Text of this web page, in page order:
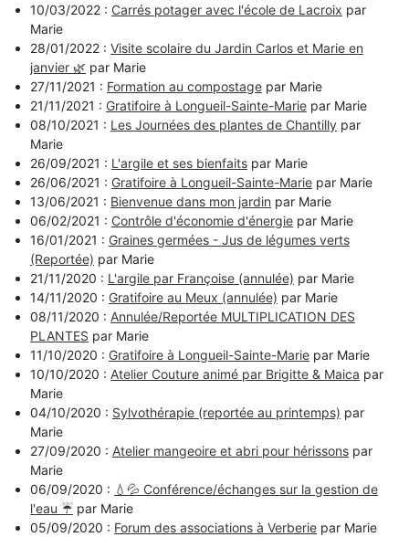
10/03/2022 : Carrés potager avec l'école de Lacroix par
Marie
28/01/2022 : Visite scolaire du Jardin Carlos et Marie en
janvier 🌿 par Marie
27/11/2021 : Formation au compostage par Marie
21/11/2021 : Gratifoire à Longueil-Sainte-Marie par Marie
08/10/2021 : Les Journées des plantes de Chantilly par
Marie
26/09/2021 : L'argile et ses bienfaits par Marie
26/06/2021 : Gratifoire à Longueil-Sainte-Marie par Marie
13/06/2021 : Bienvenue dans mon jardin par Marie
06/02/2021 : Contrôle d'économie d'énergie par Marie
16/01/2021 : Graines germées - Jus de légumes verts
(Reportée) par Marie
21/11/2020 : L'argile par Françoise (annulée) par Marie
14/11/2020 : Gratifoire au Meux (annulée) par Marie
08/11/2020 : Annulée/Reportée MULTIPLICATION DES
PLANTES par Marie
11/10/2020 : Gratifoire à Longueil-Sainte-Marie par Marie
10/10/2020 : Atelier Couture animé par Brigitte & Maica par
Marie
04/10/2020 : Sylvothérapie (reportée au printemps) par
Marie
27/09/2020 : Atelier mangeoire et abri pour hérissons par
Marie
06/09/2020 : 💧💦 Conférence/échanges sur la gestion de
l'eau ☔️ par Marie
05/09/2020 : Forum des associations à Verberie par Marie